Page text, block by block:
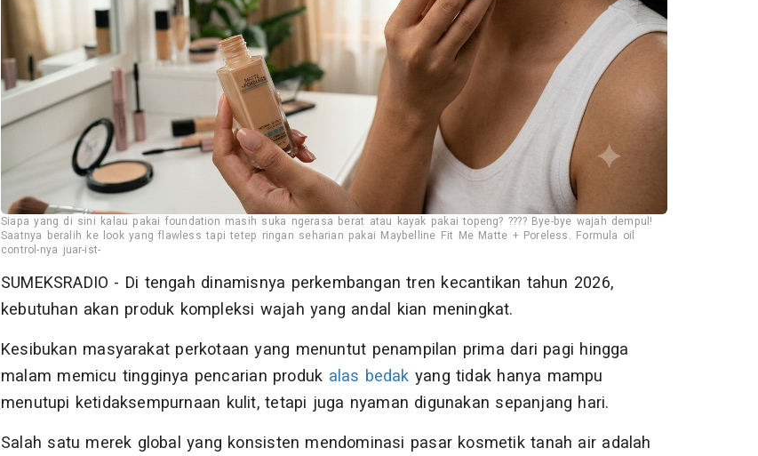
Siapa yang di sini kalau pakai foundation masih suka ngerasa berat atau kayak pakai topeng? ???? Bye-bye wajah dempul!
Saatnya beralih ke look yang flawless tapi tetep ringan seharian pakai Maybelline Fit Me Matte + Poreless. Formula oil
control-nya juar-ist-
SUMEKSRADIO - Di tengah dinamisnya perkembangan tren kecantikan tahun 2026,
kebutuhan akan produk kompleksi wajah yang andal kian meningkat.
Kesibukan masyarakat perkotaan yang menuntut penampilan prima dari pagi hingga
malam memicu tingginya pencarian produk alas bedak yang tidak hanya mampu
menutupi ketidaksempurnaan kulit, tetapi juga nyaman digunakan sepanjang hari.
Salah satu merek global yang konsisten mendominasi pasar kosmetik tanah air adalah